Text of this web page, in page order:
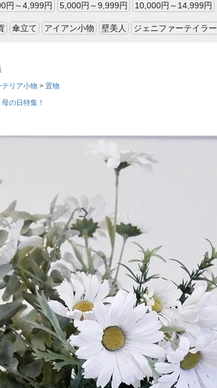
円～4,999円 5,000円～9,999円 10,000円～14,999円
傘立て アイアン小物 壁美人 ジェニファーテイラー
テリア小物
置物
母の日特集！